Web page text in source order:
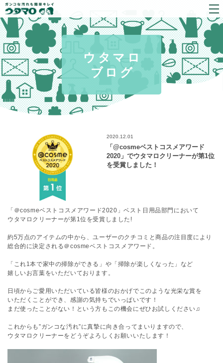
ウタマロ
ブログ
2020.12.01
「@cosmeベストコスメアワード
2020」でウタマロクリーナーが第1位
を受賞しました！
「＠cosmeベストコスメアワード2020」ベスト日用品部門において
ウタマロクリーナーが第1位を受賞しました!
約5万点のアイテムの中から、ユーザーのクチコミと商品の注目度により
総合的に決定される＠cosmeベストコスメアワード。
「これ1本で家中の掃除ができる」や「掃除が楽しくなった」など
嬉しいお言葉をいただいております。
日頃からご愛用いただいている皆様のおかげでこのような光栄な賞を
いただくことができ、感謝の気持ちでいっぱいです！
まだ使ったことがない！という方もこの機会にぜひお試しください♫
これからも”ガンコな汚れ”に真摯に向き合ってまいりますので、
ウタマロクリーナーをどうぞよろしくお願いいたします！